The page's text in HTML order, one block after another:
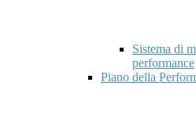
Sistema di
performance
Piano della